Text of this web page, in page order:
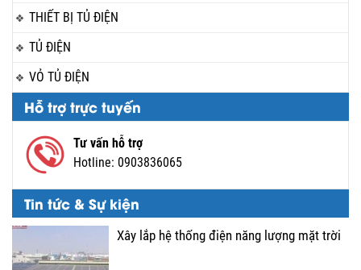
THIẾT BỊ TỦ ĐIỆN
TỦ ĐIỆN
VỎ TỦ ĐIỆN
Hỗ trợ trực tuyến
Tư vấn hỗ trợ
Hotline: 0903836065
Tin tức & Sự kiện
Xây lắp hệ thống điện năng lượng mặt trời